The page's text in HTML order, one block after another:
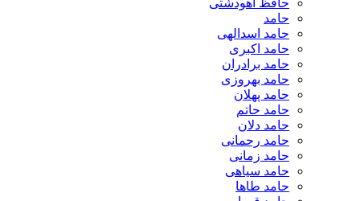
حامد
حامد اسدالهی
حامد اکبری
حامد برادران
حامد بهروزی
حامد پهلان
حامد حاتم
حامد دلان
حامد رحمانی
حامد زمانی
حامد سیاهی
حامد طاها